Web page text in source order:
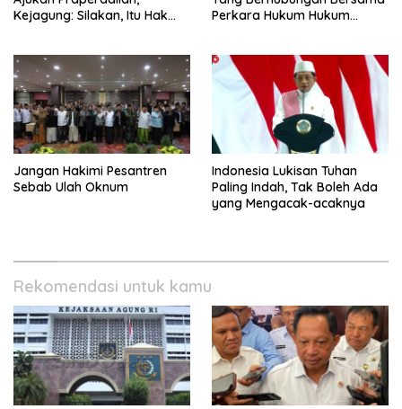
Kejagung: Silakan, Itu Hak
Perkara Hukum Hukum
Jangan Hakimi Pesantren
Sebab Ulah Oknum
Indonesia Lukisan Tuhan
Paling Indah, Tak Boleh Ada
yang Mengacak-acaknya
Rekomendasi untuk kamu